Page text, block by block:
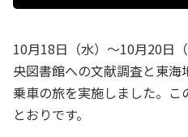
10月18日（水）～10月20日
央図書館への文献調査と東
乗車の旅を実施しました。
とおりです。